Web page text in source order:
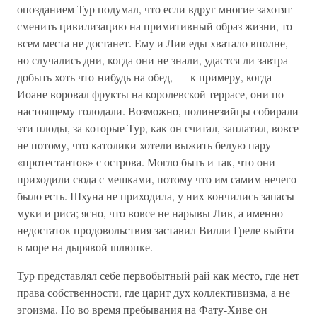
опозданием Тур подумал, что если вдруг многие захотят
сменить цивилизацию на примитивный образ жизни, то
всем места не достанет. Ему и Лив еды хватало вполне,
но случались дни, когда они не знали, удастся ли завтра
добыть хоть что-нибудь на обед, — к примеру, когда
Иоане воровал фрукты на королевской террасе, они по
настоящему голодали. Возможно, полинезийцы собирали
эти плоды, за которые Тур, как он считал, заплатил, вовсе
не потому, что католики хотели выжить белую пару
«протестантов» с острова. Могло быть и так, что они
приходили сюда с мешками, потому что им самим нечего
было есть. Шхуна не приходила, у них кончились запасы
муки и риса; ясно, что вовсе не нарывы Лив, а именно
недостаток продовольствия заставил Вилли Греле выйти
в море на дырявой шлюпке.
Тур представлял себе первобытный рай как место, где нет
права собственности, где царит дух коллективизма, а не
эгоизма. Но во время пребывания на Фату-Хиве он